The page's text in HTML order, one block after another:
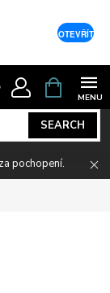
SEARCH
CART
pochopení.
OTEVŘÍT